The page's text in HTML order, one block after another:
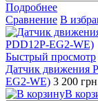
Подробнее
Сравнение В
Быстрый просмотр
Датчик движения
EG2-WE) 3 200
В